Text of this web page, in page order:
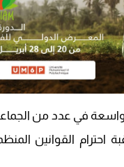
في عدد من
احترام القوانين